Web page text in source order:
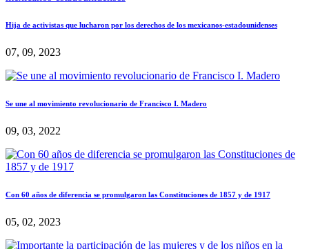
Hija de activistas que lucharon por los derechos de los mexicanos-estadounidenses
07, 09, 2023
Se une al movimiento revolucionario de Francisco I. Madero
09, 03, 2022
Con 60 años de diferencia se promulgaron las Constituciones de 1857 y de 1917
05, 02, 2023